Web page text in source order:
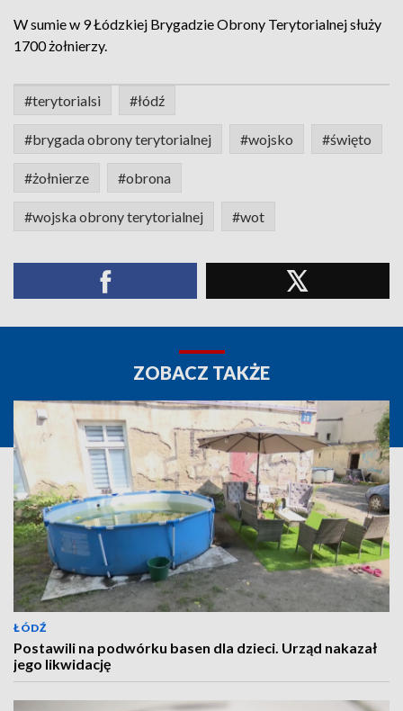
W sumie w 9 Łódzkiej Brygadzie Obrony Terytorialnej służy
1700 żołnierzy.
#terytorialsi #łódź
#brygada obrony terytorialnej #wojsko #święto
#żołnierze #obrona
#wojska obrony terytorialnej #wot
ZOBACZ TAKŻE
ŁÓDŹ
Postawili na podwórku basen dla dzieci. Urząd nakazał
jego likwidację